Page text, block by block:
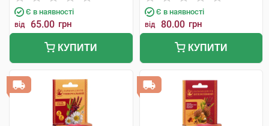
Є в наявності
від 65.00 грн
КУПИТИ
Є в наявності
від 80.00 грн
КУПИТИ